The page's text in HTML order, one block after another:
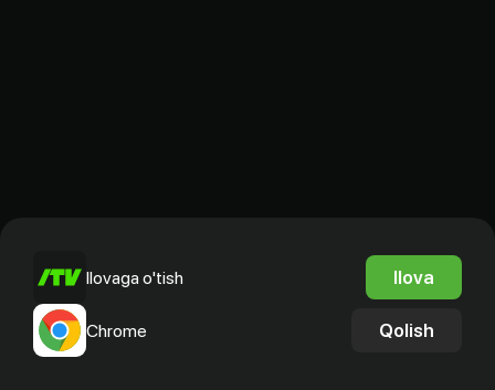
Ilovaga o'tish Ilova
Chrome Qolish